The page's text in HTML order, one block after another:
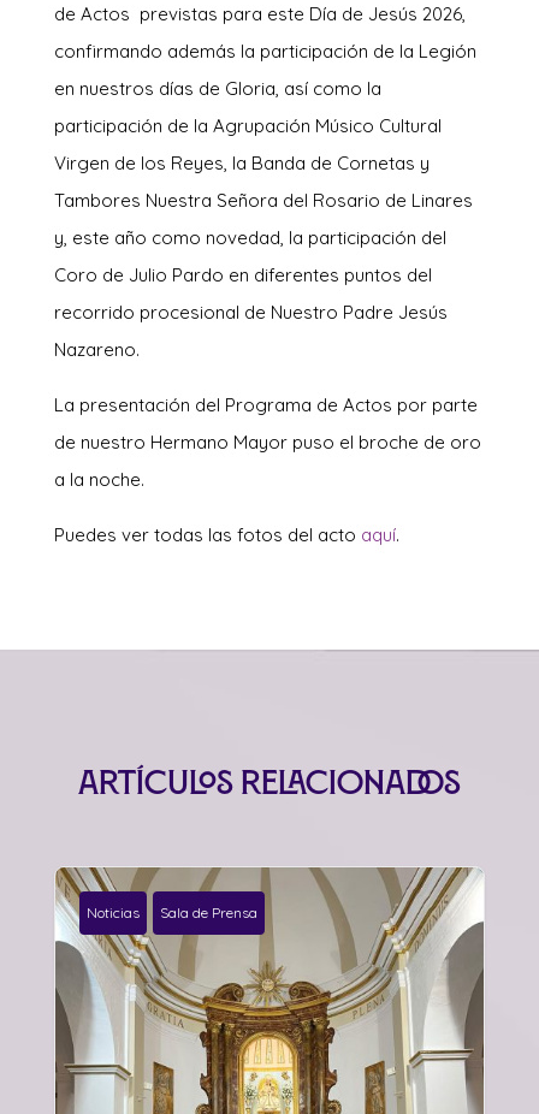
de Actos previstas para este Día de Jesús 2026,
confirmando además la participación de la Legión
en nuestros días de Gloria, así como la
participación de la Agrupación Músico Cultural
Virgen de los Reyes, la Banda de Cornetas y
Tambores Nuestra Señora del Rosario de Linares
y, este año como novedad, la participación del
Coro de Julio Pardo en diferentes puntos del
recorrido procesional de Nuestro Padre Jesús
Nazareno.
La presentación del Programa de Actos por parte
de nuestro Hermano Mayor puso el broche de oro
a la noche.
Puedes ver todas las fotos del acto aquí.
Artículos relacionados
Noticias Sala de Prensa